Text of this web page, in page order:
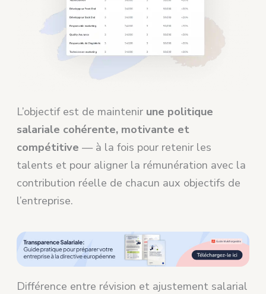
L’objectif est de maintenir une politique
salariale cohérente, motivante et
compétitive — à la fois pour retenir les
talents et pour aligner la rémunération avec la
contribution réelle de chacun aux objectifs de
l’entreprise.
Différence entre révision et ajustement salarial